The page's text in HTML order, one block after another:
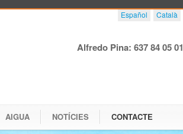
Español Català
Alfredo Pina: 637 84 05 01
AIGUA NOTÍCIES CONTACTE